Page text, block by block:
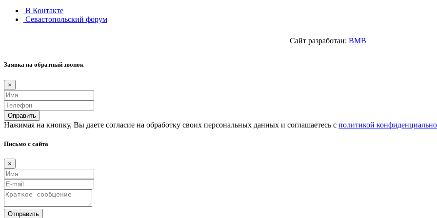
В Контакте
Севастопольский форум
Сайт разработан: BMB
Заявка на обратный звонок
×
Оправить
Нажимая на кнопку, Вы даете согласие на обработку своих персональных данных и соглашаетесь с политикой
Письмо с сайта
×
Отправить